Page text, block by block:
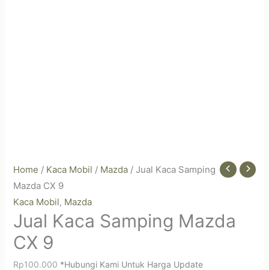
Home / Kaca Mobil / Mazda/ Jual Kaca Samping
Mazda CX 9
Kaca Mobil, Mazda
Jual Kaca Samping Mazda
CX 9
Rp100.000 *Hubungi Kami Untuk Harga Update